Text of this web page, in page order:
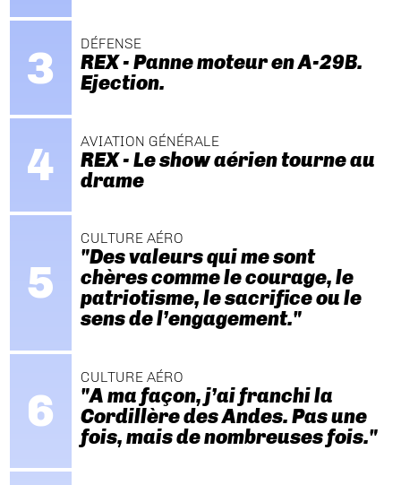
DÉFENSE
REX - Panne moteur en A-29B.
Ejection.
AVIATION GÉNÉRALE
REX - Le show aérien tourne au
drame
CULTURE AÉRO
"Des valeurs qui me sont
chères comme le courage, le
patriotisme, le sacrifice ou le
sens de l’engagement."
CULTURE AÉRO
"A ma façon, j’ai franchi la
Cordillère des Andes. Pas une
fois, mais de nombreuses fois."